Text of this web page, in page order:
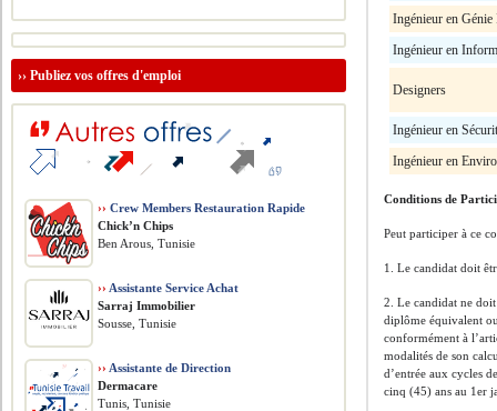
Ingénieur en
Ingénieur en
Designers
Ingénieur en
Ingénieur en
Conditions de
Peut participer à ce
1. Le candidat doit
2. Le candidat ne
diplôme équivalent
conformément à
modalités de son
d’entrée aux cycles
cinq (45) ans au 1er
››Publiez vos offres d'emploi
›› Crew Members Restauration Rapide
Chick’n Chips
Ben Arous, Tunisie
›› Assistante Service Achat
Sarraj Immobilier
Sousse, Tunisie
›› Assistante de Direction
Dermacare
Tunis, Tunisie